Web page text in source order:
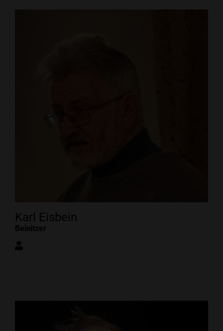
Karl Eisbein
Beisitzer